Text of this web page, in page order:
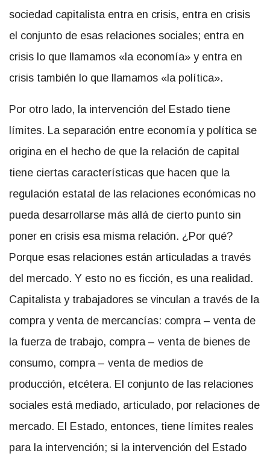
sociedad capitalista entra en crisis, entra en crisis
el conjunto de esas relaciones sociales; entra en
crisis lo que llamamos «la economía» y entra en
crisis también lo que llamamos «la política».
Por otro lado, la intervención del Estado tiene
límites. La separación entre economía y política se
origina en el hecho de que la relación de capital
tiene ciertas características que hacen que la
regulación estatal de las relaciones económicas no
pueda desarrollarse más allá de cierto punto sin
poner en crisis esa misma relación. ¿Por qué?
Porque esas relaciones están articuladas a través
del mercado. Y esto no es ficción, es una realidad.
Capitalista y trabajadores se vinculan a través de la
compra y venta de mercancías: compra – venta de
la fuerza de trabajo, compra – venta de bienes de
consumo, compra – venta de medios de
producción, etcétera. El conjunto de las relaciones
sociales está mediado, articulado, por relaciones de
mercado. El Estado, entonces, tiene límites reales
para la intervención; si la intervención del Estado